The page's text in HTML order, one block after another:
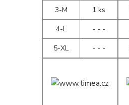
3-M
1 ks
4-L
- - -
5-XL
- - -